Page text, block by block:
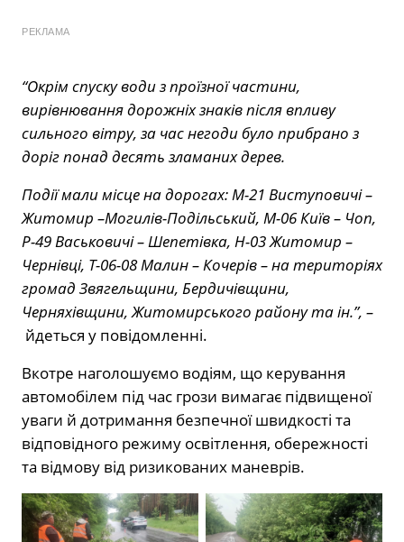
РЕКЛАМА
“Окрім спуску води з проїзної частини,
вирівнювання дорожніх знаків після впливу
сильного вітру, за час негоди було прибрано з
доріг понад десять зламаних дерев.
Події мали місце на дорогах: М-21 Виступовичі –
Житомир –Могилів-Подільський, М-06 Київ – Чоп,
Р-49 Васьковичі – Шепетівка, Н-03 Житомир –
Чернівці, Т-06-08 Малин – Кочерів – на територіях
громад Звягельщини, Бердичівщини,
Черняхівщини, Житомирського району та ін.”, –
йдеться у повідомленні.
Вкотре наголошуємо водіям, що керування
автомобілем під час грози вимагає підвищеної
уваги й дотримання безпечної швидкості та
відповідного режиму освітлення, обережності
та відмову від ризикованих маневрів.